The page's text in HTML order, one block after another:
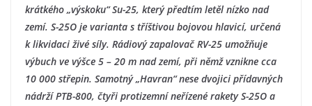
krátkého „výskoku“ Su-25, který předtím letěl nízko nad
zemí. S-25O je varianta s tříštivou bojovou hlavicí, určená
k likvidaci živé síly. Rádiový zapalovač RV-25 umožňuje
výbuch ve výšce 5 – 20 m nad zemí, při němž vznikne cca
10 000 střepin. Samotný „Havran“ nese dvojici přídavných
nádrží PTB-800, čtyři protizemní neřízené rakety S-25O a